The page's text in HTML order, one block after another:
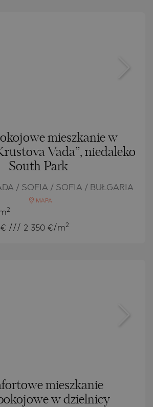
mieszkanie w
Vada”, niedaleko
South Park
/ SOFIA / SOFIA / BUŁGARIA
MAPA
2
€ /// 2 350 €/m2
mieszkanie
w dzielnicy